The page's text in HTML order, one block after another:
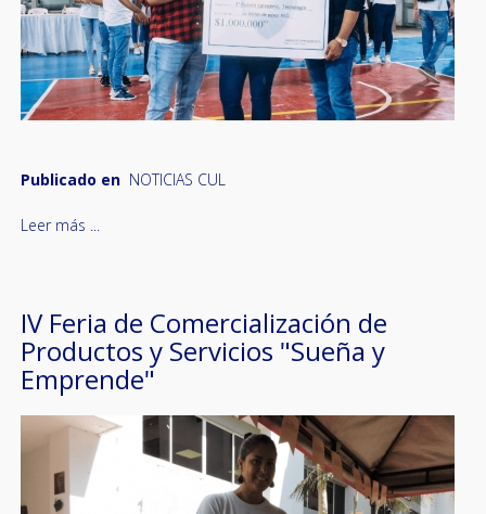
Publicado en NOTICIAS CUL
Leer más ...
IV Feria de Comercialización de
Productos y Servicios "Sueña y
Emprende"